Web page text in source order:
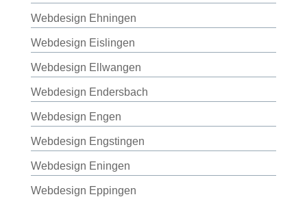
Webdesign Ehningen
Webdesign Eislingen
Webdesign Ellwangen
Webdesign Endersbach
Webdesign Engen
Webdesign Engstingen
Webdesign Eningen
Webdesign Eppingen